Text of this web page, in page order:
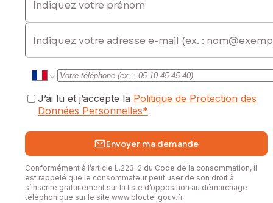
E-mail
J’ai lu et j’accepte la Politique de Protection des
Données Personnelles*
Envoyer ma demande
Conformément à l’article L.223-2 du Code de la consommation, il
est rappelé que le consommateur peut user de son droit à
s’inscrire gratuitement sur la liste d’opposition au démarchage
téléphonique sur le site www.bloctel.gouv.fr.